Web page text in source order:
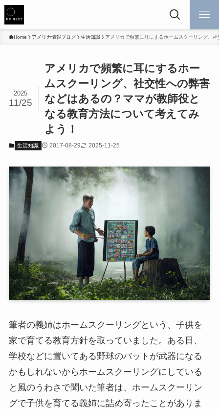
Home アメリカ情報ブログ 生活知識 アメリカで頻繁に耳にするホームスクーリング、
アメリカで頻繁に耳にするホー
ムスクーリング、社交性への弊害
などはあるの？ママが教師役と
なる教育方法について考えてみ
よう！
2025
11/25
生活知識 2017-08-29 2025-11-25
筆者の義姉はホームスクーリングという、子供を
家で育てる教育方針を取っていました。ある日、
学校などに置いてある野球のバットが武器になる
かもしれないからホームスクーリングにしている
と風のうわさで聞いた筆者は、ホームスクーリン
グで子供を育てる義姉に詰め寄ったことがありま